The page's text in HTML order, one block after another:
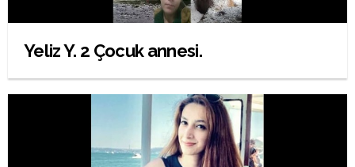
Yeliz Y. 2 Çocuk annesi.